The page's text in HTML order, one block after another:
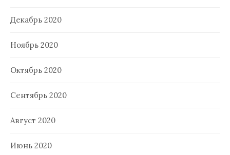
Декабрь 2020
Ноябрь 2020
Октябрь 2020
Сентябрь 2020
Август 2020
Июнь 2020